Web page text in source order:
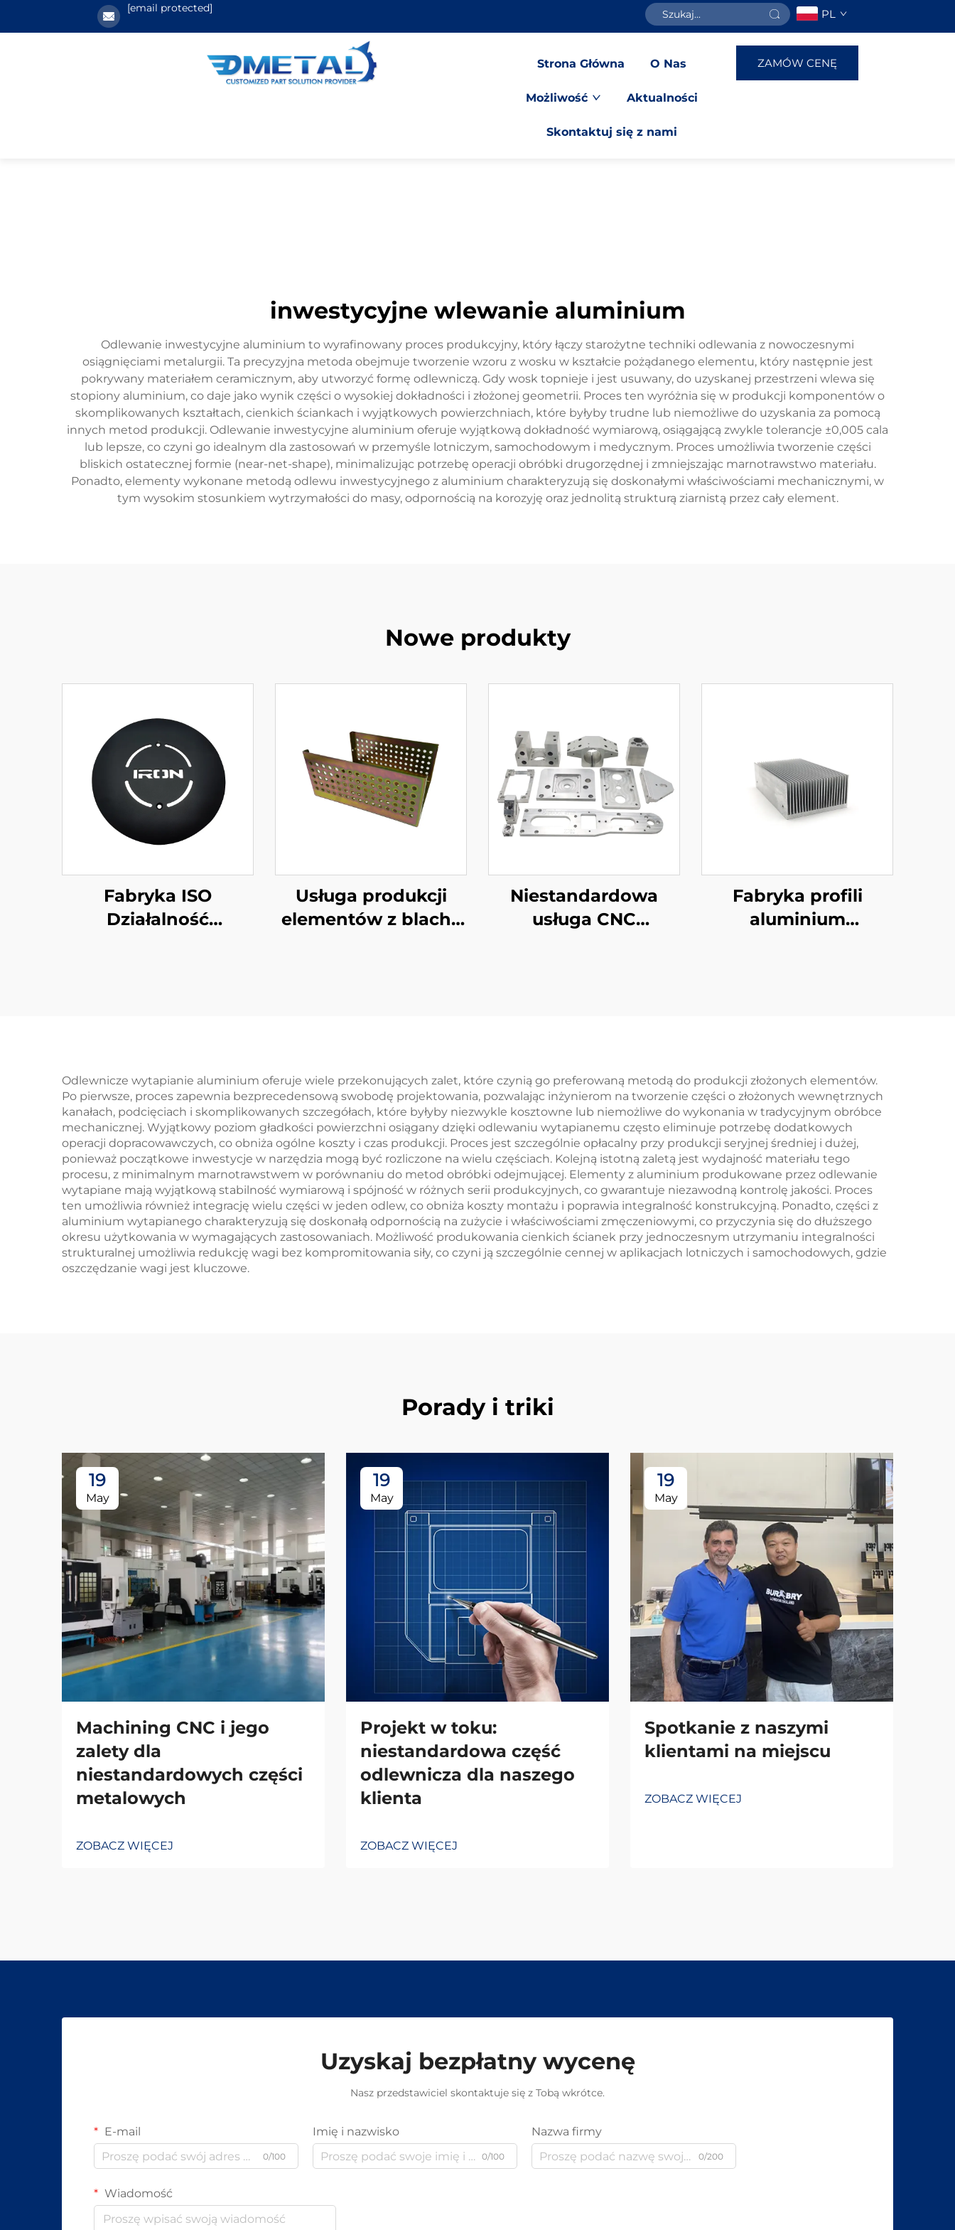
[email protected] PL
Strona Główna O Nas
Możliwość Aktualności
Skontaktuj się z nami
ZAMÓW CENĘ
inwestycyjne wlewanie aluminium
Odlewanie inwestycyjne aluminium to wyrafinowany proces produkcyjny, który łączy starożytne techniki odlewania z nowoczesnymi
osiągnięciami metalurgii. Ta precyzyjna metoda obejmuje tworzenie wzoru z wosku w kształcie pożądanego elementu, który następnie jest
pokrywany materiałem ceramicznym, aby utworzyć formę odlewniczą. Gdy wosk topnieje i jest usuwany, do uzyskanej przestrzeni wlewa się
stopiony aluminium, co daje jako wynik części o wysokiej dokładności i złożonej geometrii. Proces ten wyróżnia się w produkcji komponentów o
skomplikowanych kształtach, cienkich ściankach i wyjątkowych powierzchniach, które byłyby trudne lub niemożliwe do uzyskania za pomocą
innych metod produkcji. Odlewanie inwestycyjne aluminium oferuje wyjątkową dokładność wymiarową, osiągającą zwykle tolerancje ±0,005 cala
lub lepsze, co czyni go idealnym dla zastosowań w przemyśle lotniczym, samochodowym i medycznym. Proces umożliwia tworzenie części
bliskich ostatecznej formie (near-net-shape), minimalizując potrzebę operacji obróbki drugorzędnej i zmniejszając marnotrawstwo materiału.
Ponadto, elementy wykonane metodą odlewu inwestycyjnego z aluminium charakteryzują się doskonałymi właściwościami mechanicznymi, w
tym wysokim stosunkiem wytrzymałości do masy, odpornością na korozyję oraz jednolitą strukturą ziarnistą przez cały element.
Nowe produkty
Fabryka ISO
Działalność
Usługa produkcji
elementów z blachy
Niestandardowa
usługa CNC
Fabryka profili
aluminium
Odlewnicze wytapianie aluminium oferuje wiele przekonujących zalet, które czynią go preferowaną metodą do produkcji złożonych elementów.
Po pierwsze, proces zapewnia bezprecedensową swobodę projektowania, pozwalając inżynierom na tworzenie części o złożonych wewnętrznych
kanałach, podcięciach i skomplikowanych szczegółach, które byłyby niezwykle kosztowne lub niemożliwe do wykonania w tradycyjnym obróbce
mechanicznej. Wyjątkowy poziom gładkości powierzchni osiągany dzięki odlewaniu wytapianemu często eliminuje potrzebę dodatkowych
operacji dopracowawczych, co obniża ogólne koszty i czas produkcji. Proces jest szczególnie opłacalny przy produkcji seryjnej średniej i dużej,
ponieważ początkowe inwestycje w narzędzia mogą być rozliczone na wielu częściach. Kolejną istotną zaletą jest wydajność materiału tego
procesu, z minimalnym marnotrawstwem w porównaniu do metod obróbki odejmującej. Elementy z aluminium produkowane przez odlewanie
wytapiane mają wyjątkową stabilność wymiarową i spójność w różnych serii produkcyjnych, co gwarantuje niezawodną kontrolę jakości. Proces
ten umożliwia również integrację wielu części w jeden odlew, co obniża koszty montażu i poprawia integralność konstrukcyjną. Ponadto, części z
aluminium wytapianego charakteryzują się doskonałą odpornością na zużycie i właściwościami zmęczeniowymi, co przyczynia się do dłuższego
okresu użytkowania w wymagających zastosowaniach. Możliwość produkowania cienkich ścianek przy jednoczesnym utrzymaniu integralności
strukturalnej umożliwia redukcję wagi bez kompromitowania siły, co czyni ją szczególnie cennej w aplikacjach lotniczych i samochodowych, gdzie
oszczędzanie wagi jest kluczowe.
Porady i triki
19
May
Machining CNC i jego
zalety dla
niestandardowych części
metalowych
ZOBACZ WIĘCEJ
19
May
Projekt w toku:
niestandardowa część
odlewnicza dla naszego
klienta
ZOBACZ WIĘCEJ
19
May
Spotkanie z naszymi
klientami na miejscu
ZOBACZ WIĘCEJ
Uzyskaj bezpłatny wycenę
Nasz przedstawiciel skontaktuje się z Tobą wkrótce.
E-mail
0/100
Imię i nazwisko
0/100
Nazwa firmy
0/200
Wiadomość